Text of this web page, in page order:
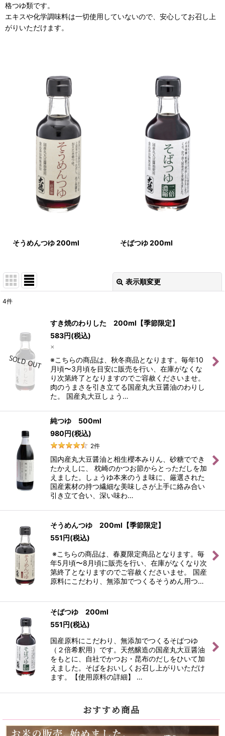
格つゆ類です。
エキスや化学調味料は一切使用していないので、安心してお召し上
がりいただけます。
そうめんつゆ 200ml そばつゆ 200ml
表示順変更
並び順
絞り込む
4件
すき焼のわりした 200ml【季節限定】
583円(税込)
×
※こちらの商品は、秋冬商品となります。毎年10
月頃〜3月頃を目安に販売を行い、在庫がなくな
り次第終了となりますのでご容赦くださいませ。
肉のうまさを引き立てる国産丸大豆醤油のわりし
た。 国産丸大豆しょう…
純つゆ 500ml
980円(税込)
2件
国内産丸大豆醤油と相生櫻本みりん、砂糖ででき
たかえしに、 枕崎のかつお節からとっただしを加
えました。しょうゆ本来のうま味に、厳選された
国産素材の持つ繊細な美味しさが上手に絡み合い
引き立て合い、深い味わ…
そうめんつゆ 200ml【季節限定】
551円(税込)
※こちらの商品は、春夏限定商品となります。毎
年5月頃〜8月頃に販売を行い、在庫がなくなり次
第終了となりますのでご容赦くださいませ。 国産
原料にこだわり、無添加でつくるそうめん用つ…
そばつゆ 200ml
551円(税込)
国産原料にこだわり、無添加でつくるそばつゆ
（２倍希釈用）です。天然醸造の国産丸大豆醤油
をもとに、自社でかつお・昆布のだしをひいて加
えました。そばをおいしくお召し上がりいただけ
ます。【使用原料の詳細】 …
おすすめ商品